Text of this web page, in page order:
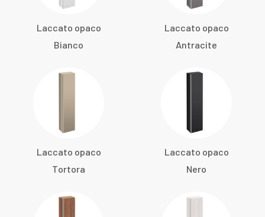
Laccato opaco
Bianco
Laccato opaco
Antracite
Laccato opaco
Tortora
Laccato opaco
Nero